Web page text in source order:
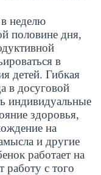
неделю
половине дня,
в
детей. Гибкая
в досуговой
индивидуальные
здоровья,
на
и другие
работает на
работу с того